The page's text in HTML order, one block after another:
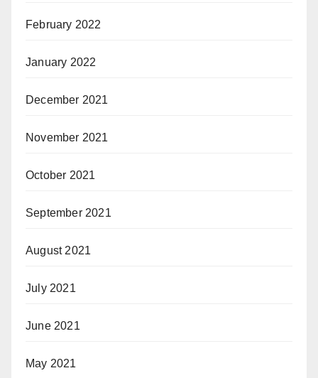
February 2022
January 2022
December 2021
November 2021
October 2021
September 2021
August 2021
July 2021
June 2021
May 2021